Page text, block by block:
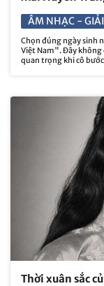
ÂM NHẠC -
Chọn đúng ngày sinh
Việt Nam". Đây không
quan trọng khi cô bước
Thời xuân sắc